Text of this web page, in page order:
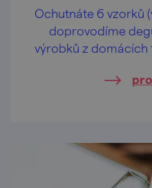
Ochutnáte 6 vzorků
doprovodíme
výrobků z domácích